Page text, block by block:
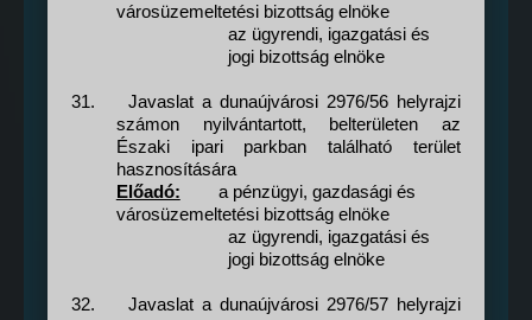
városüzemeltetési bizottság elnöke
az ügyrendi, igazgatási és
jogi bizottság elnöke
31.
Javaslat a dunaújvárosi 2976/56 helyrajzi
számon nyilvántartott, belterületen az
Északi ipari parkban található terület
hasznosítására
Előadó:
a pénzügyi, gazdasági és
városüzemeltetési bizottság elnöke
az ügyrendi, igazgatási és
jogi bizottság elnöke
32.
Javaslat a dunaújvárosi 2976/57 helyrajzi